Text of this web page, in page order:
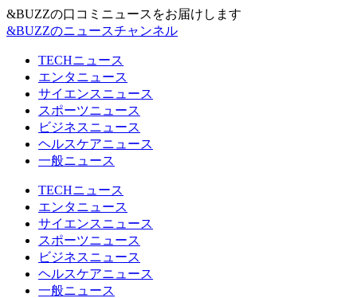
&BUZZの口コミニュースをお届けします
&BUZZのニュースチャンネル
TECHニュース
エンタニュース
サイエンスニュース
スポーツニュース
ビジネスニュース
ヘルスケアニュース
一般ニュース
TECHニュース
エンタニュース
サイエンスニュース
スポーツニュース
ビジネスニュース
ヘルスケアニュース
一般ニュース